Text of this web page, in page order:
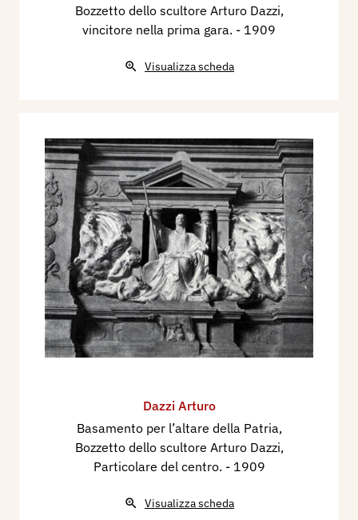
Bozzetto dello scultore Arturo Dazzi,
vincitore nella prima gara. - 1909
Visualizza scheda
Dazzi Arturo
Basamento per l’altare della Patria,
Bozzetto dello scultore Arturo Dazzi,
Particolare del centro. - 1909
Visualizza scheda